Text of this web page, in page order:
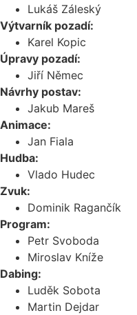
Lukáš Záleský
Výtvarník pozadí:
Karel Kopic
Úpravy pozadí:
Jiří Němec
Návrhy postav:
Jakub Mareš
Animace:
Jan Fiala
Hudba:
Vlado Hudec
Zvuk:
Dominik Ragančík
Program:
Petr Svoboda
Miroslav Kníže
Dabing:
Luděk Sobota
Martin Dejdar